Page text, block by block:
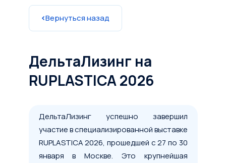
ДельтаЛизинг на
RUPLASTICA 2026
Вернуться назад
ДельтаЛизинг успешно завершил
участие в специализированной выставке
RUPLASTICA 2026, прошедшей с 27 по 30
января в Москве. Это крупнейшая